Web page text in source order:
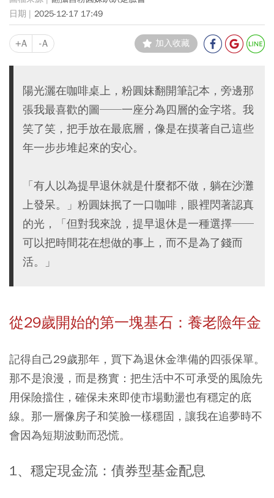
2025-12-17 17:49
+A -A 加入收藏
陽光灑在咖啡桌上，粉圓妹翻開筆記本，旁邊那
張我最喜歡的圖──一座分為四層的金字塔。我
笑了笑，把手放在最底層，像是在摸著自己這些
年一步步堆起來的安心。
「有人以為提早退休就是什麼都不做，躺在沙灘
上發呆。」粉圓妹抿了一口咖啡，眼裡閃著認真
的光，「但對我來說，提早退休是一種選擇──
可以把時間花在想做的事上，而不是為了錢而
活。」
從29歲開始的第一塊基石：養老險年金
記得自己29歲那年，買下為退休金準備的四張保單。
那不是浪漫，而是務實：把生活中不可承受的風險先
用保險擋住，確保未來即使市場動盪也有穩定的底
線。那一層像房子和笑臉一樣穩固，讓我在追夢時不
會因為短期波動而恐慌。
1、穩定現金流：債券型基金配息